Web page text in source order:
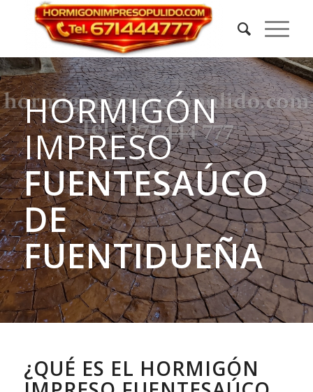
HORMIGÓN
IMPRESO
FUENTESAÚCO
DE
FUENTIDUEÑA
¿QUÉ ES EL HORMIGÓN